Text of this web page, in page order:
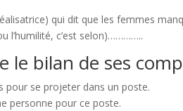
qui dit que les femmes
l’humilité, c’est selon)…………..
le bilan de ses
pour se projeter dans un poste.
personne pour ce poste.